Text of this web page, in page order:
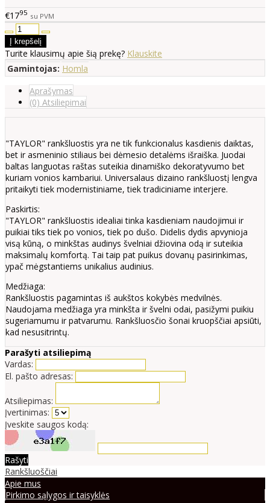
€1795 su PVM
Turite klausimų apie šią prekę? Klauskite
Gamintojas: Homla
Aprašymas
(0) Atsiliepimai
"TAYLOR" rankšluostis yra ne tik funkcionalus kasdienis daiktas,
bet ir asmeninio stiliaus bei dėmesio detalėms išraiška. Juodai
baltas languotas raštas suteikia dinamiško dekoratyvumo bet
kuriam vonios kambariui. Universalaus dizaino rankšluostį lengva
pritaikyti tiek modernistiniame, tiek tradiciniame interjere.
Paskirtis:
"TAYLOR" rankšluostis idealiai tinka kasdieniam naudojimui ir
puikiai tiks tiek po vonios, tiek po dušo. Didelis dydis apvynioja
visą kūną, o minkštas audinys švelniai džiovina odą ir suteikia
maksimalų komfortą. Tai taip pat puikus dovanų pasirinkimas,
ypač mėgstantiems unikalius audinius.
Medžiaga:
Rankšluostis pagamintas iš aukštos kokybės medvilnės.
Naudojama medžiaga yra minkšta ir švelni odai, pasižymi puikiu
sugeriamumu ir patvarumu. Rankšluosčio šonai kruopščiai apsiūti,
kad nesusitrintų.
Parašyti atsiliepimą
Vardas:
El. pašto adresas:
Atsiliepimas:
Įvertinimas:
Įveskite saugos kodą:
Rašyti
Rankšluoščiai
Apie mus
Pirkimo sąlygos ir taisyklės